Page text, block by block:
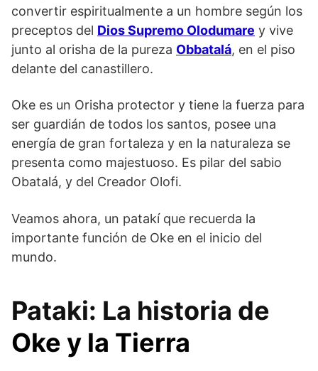
convertir espiritualmente a un hombre según los
preceptos del Dios Supremo Olodumare y vive
junto al orisha de la pureza Obbatalá, en el piso
delante del canastillero.
Oke es un Orisha protector y tiene la fuerza para
ser guardián de todos los santos, posee una
energía de gran fortaleza y en la naturaleza se
presenta como majestuoso. Es pilar del sabio
Obatalá, y del Creador Olofi.
Veamos ahora, un patakí que recuerda la
importante función de Oke en el inicio del
mundo.
Pataki: La historia de
Oke y la Tierra